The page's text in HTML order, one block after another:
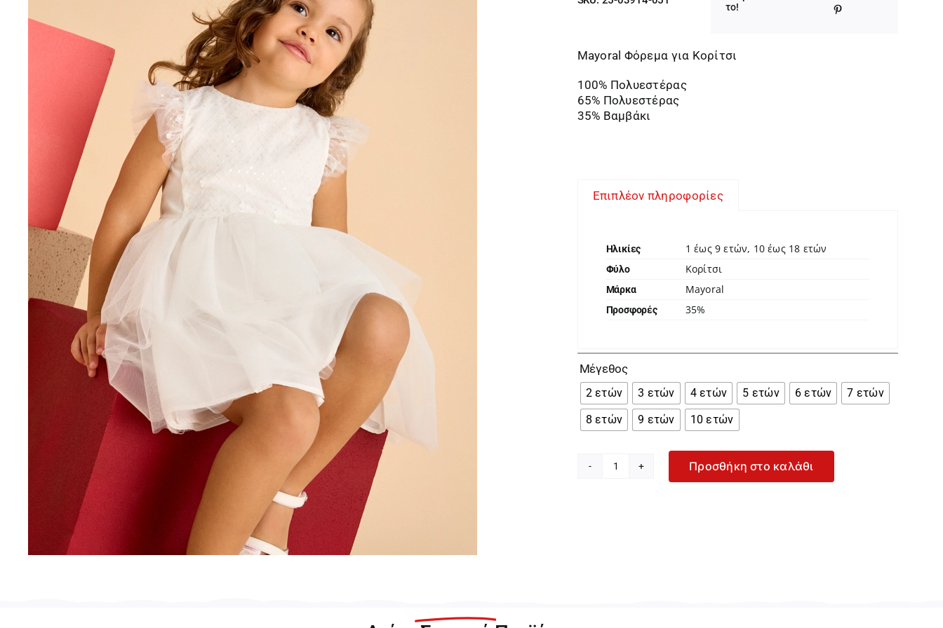
33,80 €.
το!
Mayoral Φόρεμα για Κορίτσι
100% Πολυεστέρας
65% Πολυεστέρας
35% Βαμβάκι
Επιπλέον πληροφορίες
Ηλικίες 1 έως 9 ετών, 10 έως 18 ετών
Φύλο Κορίτσι
Μάρκα Mayoral
Προσφορές 35%
Μέγεθος
2 ετών 3 ετών 4 ετών 5 ετών 6 ετών
7 ετών
8 ετών
9 ετών 10 ετών
Mayoral
Προσθήκη στο καλάθι